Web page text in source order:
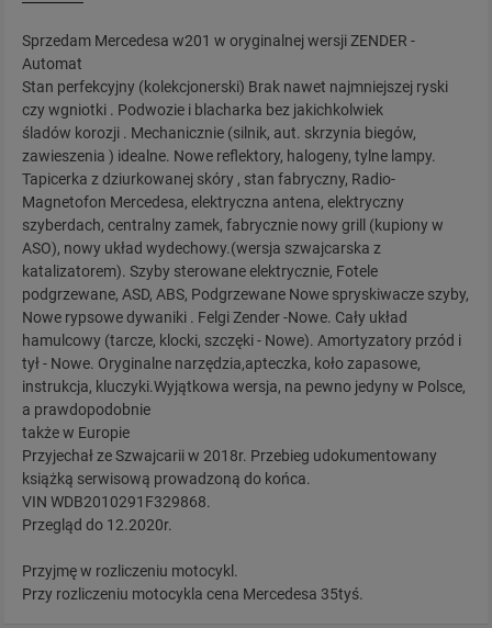
Sprzedam Mercedesa w201 w oryginalnej wersji ZENDER -
Automat
Stan perfekcyjny (kolekcjonerski) Brak nawet najmniejszej ryski
czy wgniotki . Podwozie i blacharka bez jakichkolwiek
śladów korozji . Mechanicznie (silnik, aut. skrzynia biegów,
zawieszenia ) idealne. Nowe reflektory, halogeny, tylne lampy.
Tapicerka z dziurkowanej skóry , stan fabryczny, Radio-
Magnetofon Mercedesa, elektryczna antena, elektryczny
szyberdach, centralny zamek, fabrycznie nowy grill (kupiony w
ASO), nowy układ wydechowy.(wersja szwajcarska z
katalizatorem). Szyby sterowane elektrycznie, Fotele
podgrzewane, ASD, ABS, Podgrzewane Nowe spryskiwacze szyby,
Nowe rypsowe dywaniki . Felgi Zender -Nowe. Cały układ
hamulcowy (tarcze, klocki, szczęki - Nowe). Amortyzatory przód i
tył - Nowe. Oryginalne narzędzia,apteczka, koło zapasowe,
instrukcja, kluczyki.Wyjątkowa wersja, na pewno jedyny w Polsce,
a prawdopodobnie
także w Europie
Przyjechał ze Szwajcarii w 2018r. Przebieg udokumentowany
książką serwisową prowadzoną do końca.
VIN WDB2010291F329868.
Przegląd do 12.2020r.
Przyjmę w rozliczeniu motocykl.
Przy rozliczeniu motocykla cena Mercedesa 35tyś.